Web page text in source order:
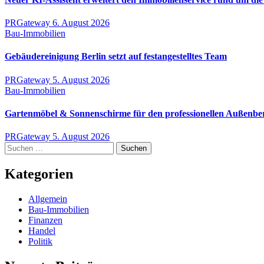
PRGateway 6. August 2026
Bau-Immobilien
Gebäudereinigung Berlin setzt auf festangestelltes Team
PRGateway 5. August 2026
Bau-Immobilien
Gartenmöbel & Sonnenschirme für den professionellen
PRGateway 5. August 2026
Suchen
nach:
Kategorien
Allgemein
Bau-Immobilien
Finanzen
Handel
Politik